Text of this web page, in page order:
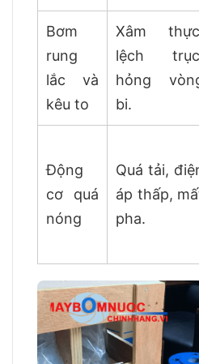
Bơm
rung
lắc và
kêu to
Xâm
lệch
hỏng
bi.
Động
cơ quá
nóng
Quá tải,
áp thấp,
pha.